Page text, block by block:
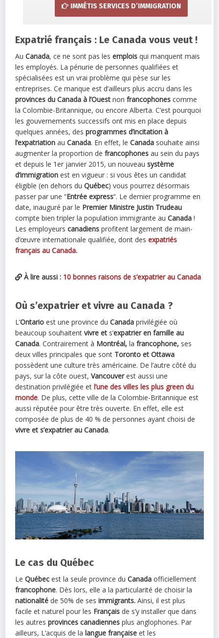
IMMÉTIS SERVICES D’IMMIGRATION
Expatrié français : Le Canada vous veut !
AuCanada, ce ne sont pas lesemplois qui manquent mais
les employés. La pénurie de personnes qualifiées et
spécialisées est un vrai problème qui pèse sur les
entreprises. Ce manque est d’ailleurs plus accru dans les
provinces du Canada à l’Ouest nonfrancophones comme
la Colombie-Britannique, ou encore Alberta. C’est pourquoi
les gouvernements successifs ont mis en place depuis
quelques années, desprogrammes d’incitation à
l’expatriation auCanada. En effet, le Canada souhaite ainsi
augmenter la proportion defrancophonesau sein du pays
et depuis le 1er janvier 2015, un nouveausystème
d’immigration est en vigueur : si vous êtes un candidat
éligible (en dehors duQuébec) vous pourrez désormais
passer par une “Entrée express“. Le dernier programme en
date, inauguré par le Premier Ministre Justin Trudeau
compte bien tripler la population immigrante auCanada !
Les employeurscanadiens profitent largement de main-
d’œuvre internationale qualifiée, dont desexpatriés
français au Canada.
À lire aussi : 10 bonnes raisons de s’expatrier au Canada
Où s’expatrier et vivre au Canada ?
L’Ontario est une province duCanada privilégiée où
beaucoup souhaitentvivre et s’expatrier en famille au
Canada. Contrairement à Montréal,lafrancophone, ses
deux villes principales que sont Toronto et Ottawa
possèdent une culture très américaine. De l’autre côté du
pays, sur la côte ouest,Vancouverest aussi une
destination privilégiée et l’une des villes les plus green du
monde. De plus, cette ville de la Colombie-Britannique est
aussi réputée pour être très ouverte. En effet, elle est
composée de plus de 40 % de personnes ayant choisi de
vivre et s’expatrier au Canada.
Le cas du Québec
LeQuébec est la seule province duCanada officiellement
francophone. Dès lors, elle a la particularité de choisir la
nationalité de 50% de ses immigrants. Ainsi, il est plus
facile et naturel pour les Français de s’y installer que dans
les autres provinces canadiennes plus anglophones. Par
ailleurs, L’acquis de la langue française et les